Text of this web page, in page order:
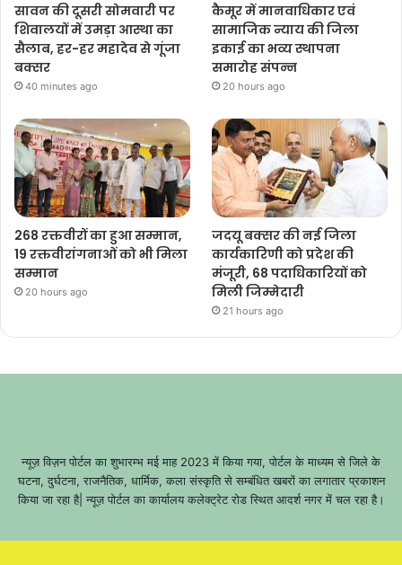
सावन की दूसरी सोमवारी पर
शिवालयों में उमड़ा आस्था का
सैलाब, हर-हर महादेव से गूंजा
बक्सर
40 minutes ago
कैमूर में मानवाधिकार एवं
सामाजिक न्याय की जिला
इकाई का भव्य स्थापना
समारोह संपन्न
20 hours ago
268 रक्तवीरों का हुआ सम्मान,
19 रक्तवीरांगनाओं को भी मिला
सम्मान
20 hours ago
जदयू बक्सर की नई जिला
कार्यकारिणी को प्रदेश की
मंजूरी, 68 पदाधिकारियों को
मिली जिम्मेदारी
21 hours ago
न्यूज़ विज़न पोर्टल का शुभारम्भ मई माह 2023 में किया गया, पोर्टल के माध्यम से जिले के
घटना, दुर्घटना, राजनैतिक, धार्मिक, कला संस्कृति से सम्बंधित खबरों का लगातार प्रकाशन
किया जा रहा है| न्यूज़ पोर्टल का कार्यालय कलेक्ट्रेट रोड स्थित आदर्श नगर में चल रहा है।